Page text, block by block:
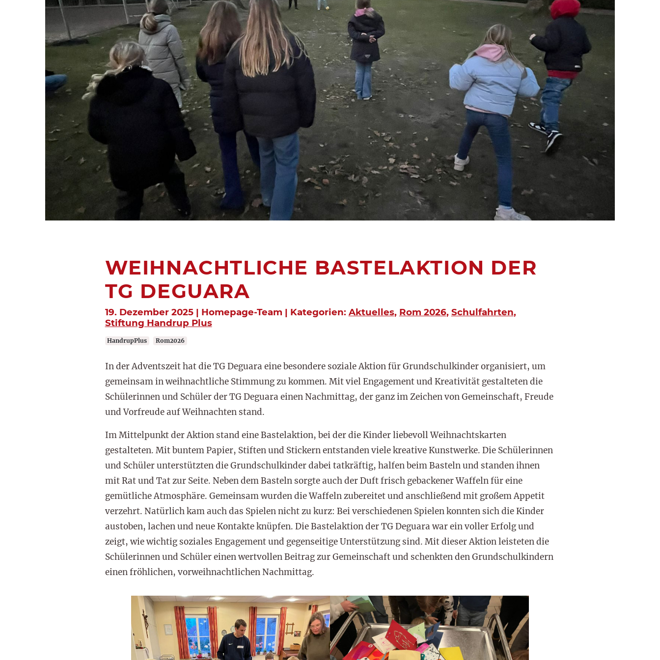
WEIHNACHTLICHE BASTELAKTION DER
TG DEGUARA
19. Dezember 2025 | Homepage-Team | Kategorien: Aktuelles, Rom 2026, Schulfahrten,
Stiftung Handrup Plus
HandrupPlus Rom2026
In der Adventszeit hat die TG Deguara eine besondere soziale Aktion für Grundschulkinder organisiert, um
gemeinsam in weihnachtliche Stimmung zu kommen. Mit viel Engagement und Kreativität gestalteten die
Schülerinnen und Schüler der TG Deguara einen Nachmittag, der ganz im Zeichen von Gemeinschaft, Freude
und Vorfreude auf Weihnachten stand.
Im Mittelpunkt der Aktion stand eine Bastelaktion, bei der die Kinder liebevoll Weihnachtskarten
gestalteten. Mit buntem Papier, Stiften und Stickern entstanden viele kreative Kunstwerke. Die Schülerinnen
und Schüler unterstützten die Grundschulkinder dabei tatkräftig, halfen beim Basteln und standen ihnen
mit Rat und Tat zur Seite. Neben dem Basteln sorgte auch der Duft frisch gebackener Waffeln für eine
gemütliche Atmosphäre. Gemeinsam wurden die Waffeln zubereitet und anschließend mit großem Appetit
verzehrt. Natürlich kam auch das Spielen nicht zu kurz: Bei verschiedenen Spielen konnten sich die Kinder
austoben, lachen und neue Kontakte knüpfen. Die Bastelaktion der TG Deguara war ein voller Erfolg und
zeigt, wie wichtig soziales Engagement und gegenseitige Unterstützung sind. Mit dieser Aktion leisteten die
Schülerinnen und Schüler einen wertvollen Beitrag zur Gemeinschaft und schenkten den Grundschulkindern
einen fröhlichen, vorweihnachtlichen Nachmittag.